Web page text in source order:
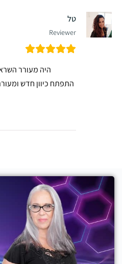
טל
Reviewer
היה מעורר
התפתח כיוון חדש